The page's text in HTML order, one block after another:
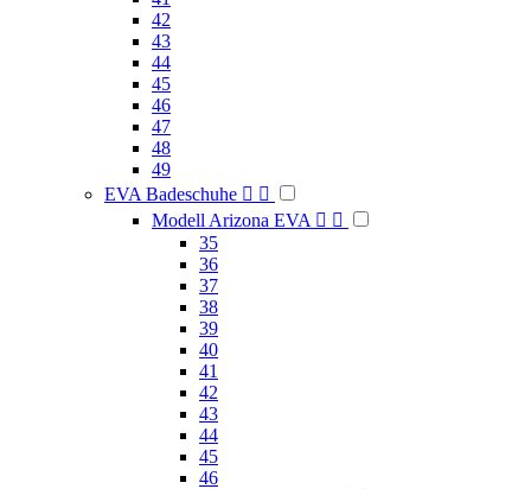
42
43
44
45
46
47
48
49
EVA Badeschuhe  
Modell Arizona EVA  
35
36
37
38
39
40
41
42
43
44
45
46